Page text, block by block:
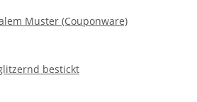
Muster (Couponware)